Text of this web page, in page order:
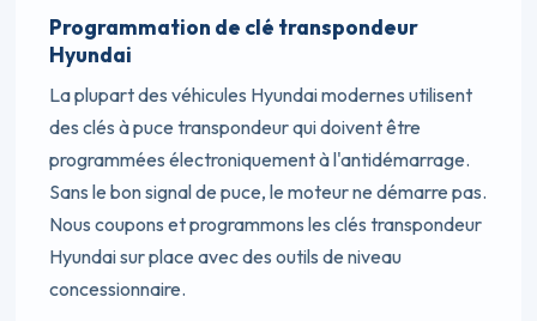
Programmation de clé transpondeur
Hyundai
La plupart des véhicules Hyundai modernes utilisent
des clés à puce transpondeur qui doivent être
programmées électroniquement à l'antidémarrage.
Sans le bon signal de puce, le moteur ne démarre pas.
Nous coupons et programmons les clés transpondeur
Hyundai sur place avec des outils de niveau
concessionnaire.